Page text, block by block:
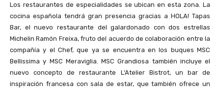
Los restaurantes de especialidades se ubican en esta zona. La
cocina española tendrá gran presencia gracias a HOLA! Tapas
Bar, el nuevo restaurante del galardonado con dos estrellas
Michelin Ramón Freixa, fruto del acuerdo de colaboración entre la
compañía y el Chef, que ya se encuentra en los buques MSC
Bellissima y MSC Meraviglia. MSC Grandiosa también incluye el
nuevo concepto de restaurante L’Atelier Bistrot, un bar de
inspiración francesa con sala de estar, que también ofrece un